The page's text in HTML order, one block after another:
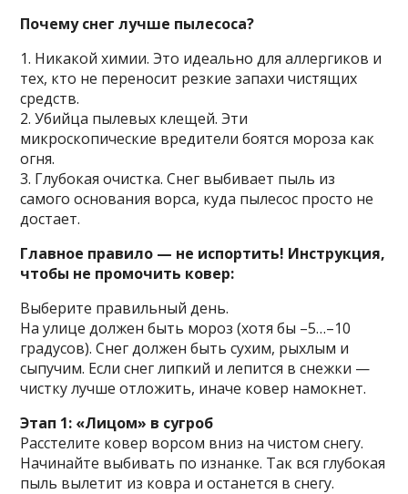
Почему снег лучше пылесоса?
1. Никакой химии. Это идеально для аллергиков и
тех, кто не переносит резкие запахи чистящих
средств.
2. Убийца пылевых клещей. Эти
микроскопические вредители боятся мороза как
огня.
3. Глубокая очистка. Снег выбивает пыль из
самого основания ворса, куда пылесос просто не
достает.
Главное правило — не испортить! Инструкция,
чтобы не промочить ковер:
Выберите правильный день.
На улице должен быть мороз (хотя бы –5…–10
градусов). Снег должен быть сухим, рыхлым и
сыпучим. Если снег липкий и лепится в снежки —
чистку лучше отложить, иначе ковер намокнет.
Этап 1: «Лицом» в сугроб
Расстелите ковер ворсом вниз на чистом снегу.
Начинайте выбивать по изнанке. Так вся глубокая
пыль вылетит из ковра и останется в снегу.